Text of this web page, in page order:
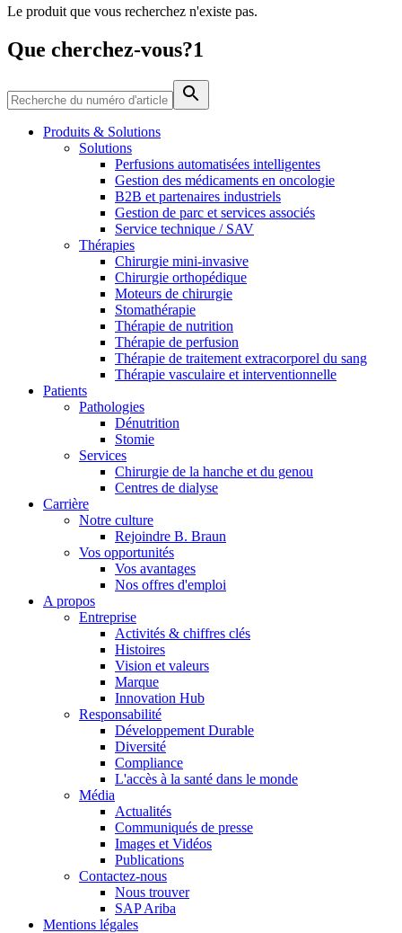
Catalogue de produits
Trouvez le produit que vous recherchez. Visitez le catalogue
de produits B. Braun avec notre portefeuille complet.
Média
Contactez-nous
Pôle d’innovation
Stimulons ensemble l’innovation dans la technologie
médicale. Apprenez-en plus sur notre centre d’innovation et
présentez votre idée.
En dialogue avec B. Braun. Contactez-nous.
Le produit que vous recherchez n'existe pas.
Que cherchez-vous?1
Produits & Solutions
Solutions
Perfusions automatisées intelligentes
Gestion des médicaments en oncologie
B2B et partenaires industriels
Gestion de parc et services associés
Service technique / SAV
Thérapies
Chirurgie mini-invasive
Chirurgie orthopédique
Moteurs de chirurgie
Stomathérapie
Thérapie de nutrition
Thérapie de perfusion
Thérapie de traitement extracorporel du sang
Thérapie vasculaire et interventionnelle
Patients
Pathologies
Dénutrition
Stomie
Services
Chirurgie de la hanche et du genou
Centres de dialyse
Carrière
Notre culture
Rejoindre B. Braun
Vos opportunités
Vos avantages
Nos offres d'emploi
A propos
Entreprise
Activités & chiffres clés
Histoires
Vision et valeurs
Marque
Innovation Hub
Responsabilité
Développement Durable
Diversité
Compliance
L'accès à la santé dans le monde
Média
Actualités
Communiqués de presse
Images et Vidéos
Publications
Contactez-nous
Nous trouver
SAP Ariba
Mentions légales